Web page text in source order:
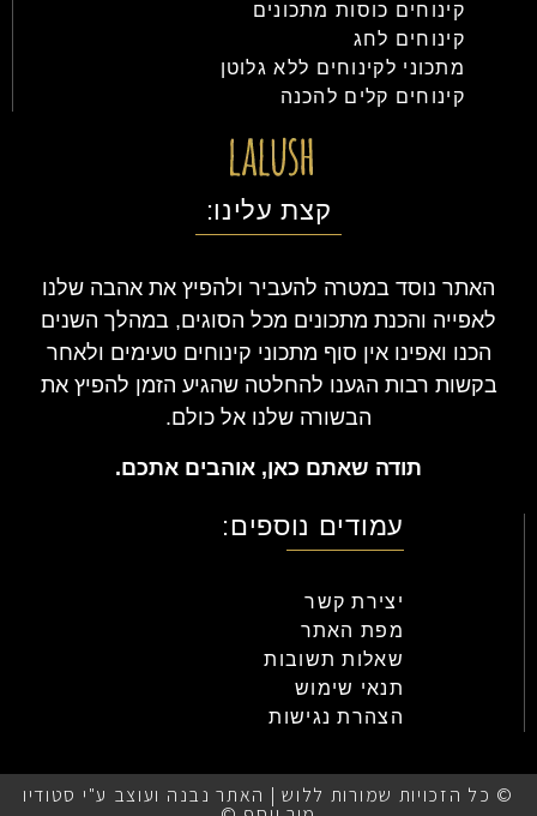
קינוחים כוסות מתכונים
קינוחים לחג
מתכוני לקינוחים ללא גלוטן
קינוחים קלים להכנה
קצת עלינו:
האתר נוסד במטרה להעביר ולהפיץ את אהבה שלנו
לאפייה והכנת מתכונים מכל הסוגים, במהלך השנים
הכנו ואפינו אין סוף מתכוני קינוחים טעימים ולאחר
בקשות רבות הגענו להחלטה שהגיע הזמן להפיץ את
הבשורה שלנו אל כולם.
תודה שאתם כאן, אוהבים אתכם.
עמודים נוספים:
יצירת קשר
מפת האתר
שאלות תשובות
תנאי שימוש
הצהרת נגישות
© כל הזכויות שמורות ללוש | האתר נבנה ועוצב ע"י סטודיו